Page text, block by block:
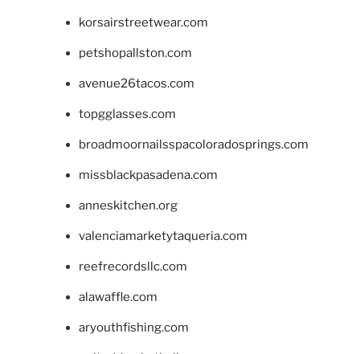
korsairstreetwear.com
petshopallston.com
avenue26tacos.com
topgglasses.com
broadmoornailsspacoloradosprings.com
missblackpasadena.com
anneskitchen.org
valenciamarketytaqueria.com
reefrecordsllc.com
alawaffle.com
aryouthfishing.com